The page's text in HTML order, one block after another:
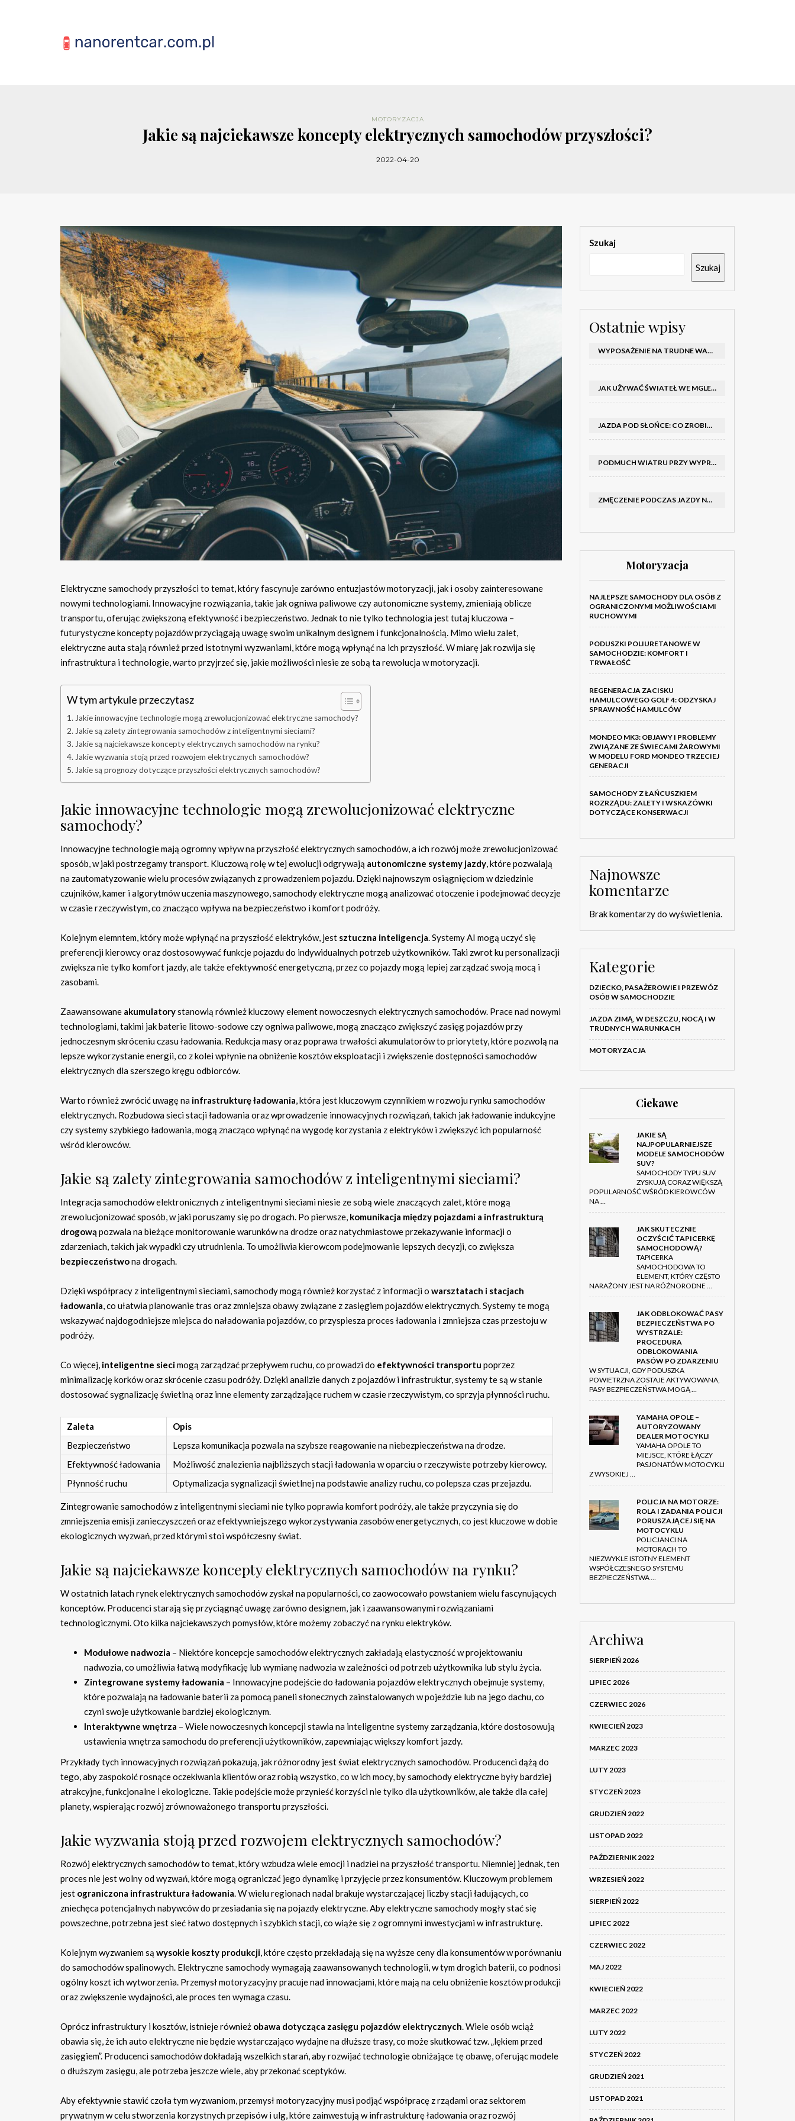
MOTORYZACJA
Jakie są najciekawsze koncepty elektrycznych samochodów przyszłości?
2022-04-20
Elektryczne samochody przyszłości to temat, który fascynuje zarówno entuzjastów motoryzacji, jak i osoby zainteresowane
nowymi technologiami. Innowacyjne rozwiązania, takie jak ogniwa paliwowe czy autonomiczne systemy, zmieniają oblicze
transportu, oferując zwiększoną efektywność i bezpieczeństwo. Jednak to nie tylko technologia jest tutaj kluczowa –
futurystyczne koncepty pojazdów przyciągają uwagę swoim unikalnym designem i funkcjonalnością. Mimo wielu zalet,
elektryczne auta stają również przed istotnymi wyzwaniami, które mogą wpłynąć na ich przyszłość. W miarę jak rozwija się
infrastruktura i technologie, warto przyjrzeć się, jakie możliwości niesie ze sobą ta rewolucja w motoryzacji.
W tym artykule przeczytasz
Jakie innowacyjne technologie mogą zrewolucjonizować elektryczne samochody?
Jakie są zalety zintegrowania samochodów z inteligentnymi sieciami?
Jakie są najciekawsze koncepty elektrycznych samochodów na rynku?
Jakie wyzwania stoją przed rozwojem elektrycznych samochodów?
Jakie są prognozy dotyczące przyszłości elektrycznych samochodów?
Jakie innowacyjne technologie mogą zrewolucjonizować elektryczne
samochody?
Innowacyjne technologie mają ogromny wpływ na przyszłość elektrycznych samochodów, a ich rozwój może zrewolucjonizować
sposób, w jaki postrzegamy transport. Kluczową rolę w tej ewolucji odgrywają autonomiczne systemy jazdy, które pozwalają
na zautomatyzowanie wielu procesów związanych z prowadzeniem pojazdu. Dzięki najnowszym osiągnięciom w dziedzinie
czujników, kamer i algorytmów uczenia maszynowego, samochody elektryczne mogą analizować otoczenie i podejmować decyzje
w czasie rzeczywistym, co znacząco wpływa na bezpieczeństwo i komfort podróży.
Kolejnym elemntem, który może wpłynąć na przyszłość elektryków, jest sztuczna inteligencja. Systemy AI mogą uczyć się
preferencji kierowcy oraz dostosowywać funkcje pojazdu do indywidualnych potrzeb użytkowników. Taki zwrot ku personalizacji
zwiększa nie tylko komfort jazdy, ale także efektywność energetyczną, przez co pojazdy mogą lepiej zarządzać swoją mocą i
zasobami.
Zaawansowane akumulatorystanowią również kluczowy element nowoczesnych elektrycznych samochodów. Prace nad nowymi
technologiami, takimi jak baterie litowo-sodowe czy ogniwa paliwowe, mogą znacząco zwiększyć zasięg pojazdów przy
jednoczesnym skróceniu czasu ładowania. Redukcja masy oraz poprawa trwałości akumulatorów to priorytety, które pozwolą na
lepsze wykorzystanie energii, co z kolei wpłynie na obniżenie kosztów eksploatacji i zwiększenie dostępności samochodów
elektrycznych dla szerszego kręgu odbiorców.
Warto również zwrócić uwagę na infrastrukturę ładowania, która jest kluczowym czynnikiem w rozwoju rynku samochodów
elektrycznych. Rozbudowa sieci stacji ładowania oraz wprowadzenie innowacyjnych rozwiązań, takich jak ładowanie indukcyjne
czy systemy szybkiego ładowania, mogą znacząco wpłynąć na wygodę korzystania z elektryków i zwiększyć ich popularność
wśród kierowców.
Jakie są zalety zintegrowania samochodów z inteligentnymi sieciami?
Integracja samochodów elektronicznych z inteligentnymi sieciami niesie ze sobą wiele znaczących zalet, które mogą
zrewolucjonizować sposób, w jaki poruszamy się po drogach. Po pierwsze, komunikacja między pojazdami a infrastrukturą
drogową pozwala na bieżące monitorowanie warunków na drodze oraz natychmiastowe przekazywanie informacji o
zdarzeniach, takich jak wypadki czy utrudnienia. To umożliwia kierowcom podejmowanie lepszych decyzji, co zwiększa
bezpieczeństwona drogach.
Dzięki współpracy z inteligentnymi sieciami, samochody mogą również korzystać z informacji o warsztatach i stacjach
ładowania, co ułatwia planowanie tras oraz zmniejsza obawy związane z zasięgiem pojazdów elektrycznych. Systemy te mogą
wskazywać najdogodniejsze miejsca do naładowania pojazdów, co przyspiesza proces ładowania i zmniejsza czas przestoju w
podróży.
Co więcej, inteligentne siecimogą zarządzać przepływem ruchu, co prowadzi do efektywności transportu poprzez
minimalizację korków oraz skrócenie czasu podróży. Dzięki analizie danych z pojazdów i infrastruktur, systemy te są w stanie
dostosować sygnalizację świetlną oraz inne elementy zarządzające ruchem w czasie rzeczywistym, co sprzyja płynności ruchu.
Zaleta
Opis
Bezpieczeństwo
Lepsza komunikacja pozwala na szybsze reagowanie na niebezpieczeństwa na drodze.
Efektywność ładowania
Możliwość znalezienia najbliższych stacji ładowania w oparciu o rzeczywiste potrzeby kierowcy.
Płynność ruchu
Optymalizacja sygnalizacji świetlnej na podstawie analizy ruchu, co polepsza czas przejazdu.
Zintegrowanie samochodów z inteligentnymi sieciami nie tylko poprawia komfort podróży, ale także przyczynia się do
zmniejszenia emisji zanieczyszczeń oraz efektywniejszego wykorzystywania zasobów energetycznych, co jest kluczowe w dobie
ekologicznych wyzwań, przed którymi stoi współczesny świat.
Jakie są najciekawsze koncepty elektrycznych samochodów na rynku?
W ostatnich latach rynek elektrycznych samochodów zyskał na popularności, co zaowocowało powstaniem wielu fascynujących
konceptów. Producenci starają się przyciągnąć uwagę zarówno designem, jak i zaawansowanymi rozwiązaniami
technologicznymi. Oto kilka najciekawszych pomysłów, które możemy zobaczyć na rynku elektryków.
Modułowe nadwozia – Niektóre koncepcje samochodów elektrycznych zakładają elastyczność w projektowaniu
nadwozia, co umożliwia łatwą modyfikację lub wymianę nadwozia w zależności od potrzeb użytkownika lub stylu życia.
Zintegrowane systemy ładowania – Innowacyjne podejście do ładowania pojazdów elektrycznych obejmuje systemy,
które pozwalają na ładowanie baterii za pomocą paneli słonecznych zainstalowanych w pojeździe lub na jego dachu, co
czyni swoje użytkowanie bardziej ekologicznym.
Interaktywne wnętrza – Wiele nowoczesnych koncepcji stawia na inteligentne systemy zarządzania, które dostosowują
ustawienia wnętrza samochodu do preferencji użytkowników, zapewniając większy komfort jazdy.
Przykłady tych innowacyjnych rozwiązań pokazują, jak różnorodny jest świat elektrycznych samochodów. Producenci dążą do
tego, aby zaspokoić rosnące oczekiwania klientów oraz robią wszystko, co w ich mocy, by samochody elektryczne były bardziej
atrakcyjne, funkcjonalne i ekologiczne. Takie podejście może przynieść korzyści nie tylko dla użytkowników, ale także dla całej
planety, wspierając rozwój zrównoważonego transportu przyszłości.
Jakie wyzwania stoją przed rozwojem elektrycznych samochodów?
Rozwój elektrycznych samochodów to temat, który wzbudza wiele emocji i nadziei na przyszłość transportu. Niemniej jednak, ten
proces nie jest wolny od wyzwań, które mogą ograniczać jego dynamikę i przyjęcie przez konsumentów. Kluczowym problemem
jest ograniczona infrastruktura ładowania. W wielu regionach nadal brakuje wystarczającej liczby stacji ładujących, co
zniechęca potencjalnych nabywców do przesiadania się na pojazdy elektryczne. Aby elektryczne samochody mogły stać się
powszechne, potrzebna jest sieć łatwo dostępnych i szybkich stacji, co wiąże się z ogromnymi inwestycjami w infrastrukturę.
Kolejnym wyzwaniem są wysokie koszty produkcji, które często przekładają się na wyższe ceny dla konsumentów w porównaniu
do samochodów spalinowych. Elektryczne samochody wymagają zaawansowanych technologii, w tym drogich baterii, co podnosi
ogólny koszt ich wytworzenia. Przemysł motoryzacyjny pracuje nad innowacjami, które mają na celu obniżenie kosztów produkcji
oraz zwiększenie wydajności, ale proces ten wymaga czasu.
Oprócz infrastruktury i kosztów, istnieje również obawa dotycząca zasięgu pojazdów elektrycznych. Wiele osób wciąż
obawia się, że ich auto elektryczne nie będzie wystarczająco wydajne na dłuższe trasy, co może skutkować tzw. „lękiem przed
zasięgiem”. Producenci samochodów dokładają wszelkich starań, aby rozwijać technologie obniżające tę obawę, oferując modele
o dłuższym zasięgu, ale potrzeba jeszcze wiele, aby przekonać sceptyków.
Aby efektywnie stawić czoła tym wyzwaniom, przemysł motoryzacyjny musi podjąć współpracę z rządami oraz sektorem
prywatnym w celu stworzenia korzystnych przepisów i ulg, które zainwestują w infrastrukturę ładowania oraz rozwój
Szukaj
Szukaj
Ostatnie wpisy
WYPOSAŻENIE NA TRUDNE WARUNKI W SAMOCHODZIE: CO MIEĆ ZIMĄ, W TRASIE I NA WYPADEK AWARII
JAK UŻYWAĆ ŚWIATEŁ WE MGLE – KIEDY WŁĄCZYĆ MIJANIA I PRZECIWMGIELNE ORAZ CZEGO NIE ROBIĆ
JAZDA POD SŁOŃCE: CO ZROBIĆ, BY OGRANICZYĆ OLŚNIENIE I POPRAWIĆ WIDOCZNOŚĆ
PODMUCH WIATRU PRZY WYPRZEDZANIU CIĘŻARÓWKI: JAK UTRZYMAĆ TOR JAZDY I OPANOWAĆ AUTO
ZMĘCZENIE PODCZAS JAZDY NOCĄ – PO JAKICH SYGNAŁACH ROZPOZNAĆ SENNOŚĆ ZA KIEROWNICĄ I KIEDY ZROBIĆ PRZERWĘ
Motoryzacja
NAJLEPSZE SAMOCHODY DLA OSÓB Z
OGRANICZONYMI MOŻLIWOŚCIAMI
RUCHOWYMI
PODUSZKI POLIURETANOWE W
SAMOCHODZIE: KOMFORT I
TRWAŁOŚĆ
REGENERACJA ZACISKU
HAMULCOWEGO GOLF 4: ODZYSKAJ
SPRAWNOŚĆ HAMULCÓW
MONDEO MK3: OBJAWY I PROBLEMY
ZWIĄZANE ZE ŚWIECAMI ŻAROWYMI
W MODELU FORD MONDEO TRZECIEJ
GENERACJI
SAMOCHODY Z ŁAŃCUSZKIEM
ROZRZĄDU: ZALETY I WSKAZÓWKI
DOTYCZĄCE KONSERWACJI
Najnowsze
komentarze
Brak komentarzy do wyświetlenia.
Kategorie
DZIECKO, PASAŻEROWIE I PRZEWÓZ
OSÓB W SAMOCHODZIE
JAZDA ZIMĄ, W DESZCZU, NOCĄ I W
TRUDNYCH WARUNKACH
MOTORYZACJA
Ciekawe
JAKIE SĄ
NAJPOPULARNIEJSZE
MODELE SAMOCHODÓW
SUV?
SAMOCHODY TYPU SUV
ZYSKUJĄ CORAZ WIĘKSZĄ
POPULARNOŚĆ WŚRÓD KIEROWCÓW
NA …
JAK SKUTECZNIE
OCZYŚCIĆ TAPICERKĘ
SAMOCHODOWĄ?
TAPICERKA
SAMOCHODOWA TO
ELEMENT, KTÓRY CZĘSTO
NARAŻONY JEST NA RÓŻNORODNE …
JAK ODBLOKOWAĆ PASY
BEZPIECZEŃSTWA PO
WYSTRZALE:
PROCEDURA
ODBLOKOWANIA
PASÓW PO ZDARZENIU
W SYTUACJI, GDY PODUSZKA
POWIETRZNA ZOSTAJE AKTYWOWANA,
PASY BEZPIECZEŃSTWA MOGĄ …
YAMAHA OPOLE –
AUTORYZOWANY
DEALER MOTOCYKLI
YAMAHA OPOLE TO
MIEJSCE, KTÓRE ŁĄCZY
PASJONATÓW MOTOCYKLI
Z WYSOKIEJ …
POLICJA NA MOTORZE:
ROLA I ZADANIA POLICJI
PORUSZAJĄCEJ SIĘ NA
MOTOCYKLU
POLICJANCI NA
MOTORACH TO
NIEZWYKLE ISTOTNY ELEMENT
WSPÓŁCZESNEGO SYSTEMU
BEZPIECZEŃSTWA …
Archiwa
SIERPIEŃ 2026
LIPIEC 2026
CZERWIEC 2026
KWIECIEŃ 2023
MARZEC 2023
LUTY 2023
STYCZEŃ 2023
GRUDZIEŃ 2022
LISTOPAD 2022
PAŹDZIERNIK 2022
WRZESIEŃ 2022
SIERPIEŃ 2022
LIPIEC 2022
CZERWIEC 2022
MAJ 2022
KWIECIEŃ 2022
MARZEC 2022
LUTY 2022
STYCZEŃ 2022
GRUDZIEŃ 2021
LISTOPAD 2021